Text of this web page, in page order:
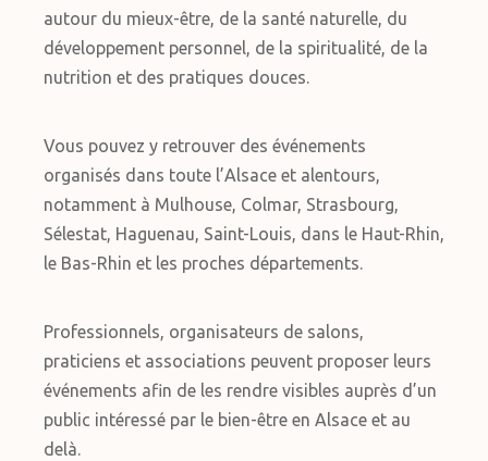
autour du mieux-être, de la santé naturelle, du
développement personnel, de la spiritualité, de la
nutrition et des pratiques douces.
Vous pouvez y retrouver des événements
organisés dans toute l’Alsace et alentours,
notamment à Mulhouse, Colmar, Strasbourg,
Sélestat, Haguenau, Saint-Louis, dans le Haut-Rhin,
le Bas-Rhin et les proches départements.
Professionnels, organisateurs de salons,
praticiens et associations peuvent proposer leurs
événements afin de les rendre visibles auprès d’un
public intéressé par le bien-être en Alsace et au
delà.